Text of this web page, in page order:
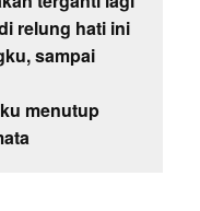
relung hati ini
sampai
menutup